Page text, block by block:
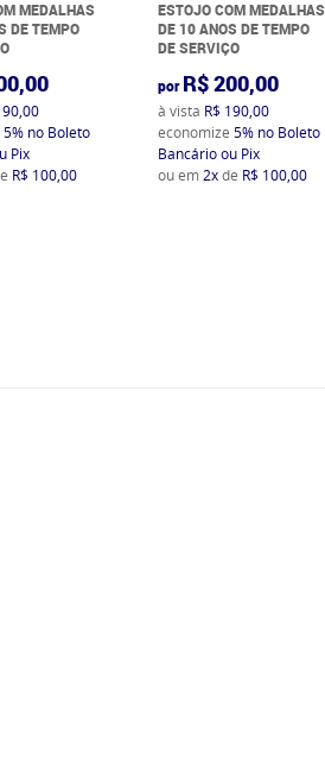
MEDALHAS
DE TEMPO
5% no Boleto
Pix
R$ 100,00
ESTOJO COM MEDALHAS
DE 10 ANOS DE TEMPO
DE SERVIÇO
por R$ 200,00
à vista R$ 190,00
economize 5% no Boleto
Bancário ou Pix
ou em 2xde R$ 100,00